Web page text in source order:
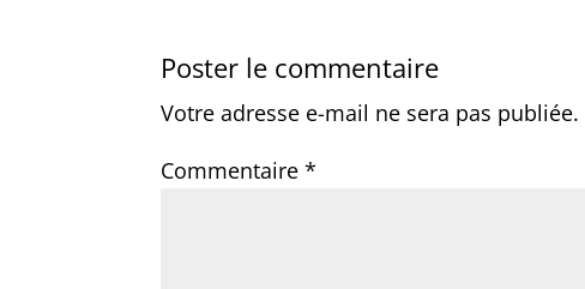
Poster le commentaire
Votre adresse e-mail ne sera pas publiée.
Commentaire*